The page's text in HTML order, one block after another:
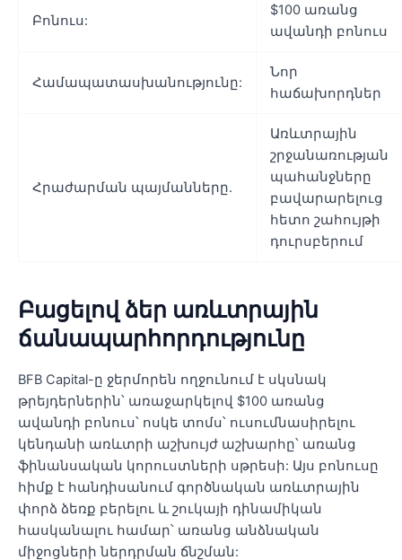
Բոնուս:
$100 առանց
ավանդի բոնուս
Համապատասխանությունը:
Նոր
հաճախորդներ
Հրաժարման պայմանները.
Առևտրային
շրջանառության
պահանջները
բավարարելուց
հետո շահույթի
դուրսբերում
Բացելով ձեր առևտրային
ճանապարհորդությունը
BFB Capital-ը ջերմորեն ողջունում է սկսնակ
թրեյդերներին՝ առաջարկելով $100 առանց
ավանդի բոնուս՝ ոսկե տոմս՝ ուսումնասիրելու
կենդանի առևտրի աշխույժ աշխարհը՝ առանց
ֆինանսական կորուստների սթրեսի: Այս բոնուսը
հիմք է հանդիսանում գործնական առևտրային
փորձ ձեռք բերելու և շուկայի դինամիկան
հասկանալու համար՝ առանց անձնական
միջոցների ներդրման ճնշման: